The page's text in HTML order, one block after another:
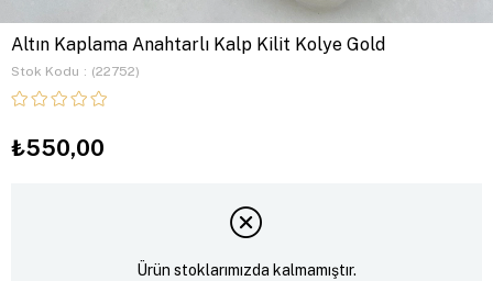
Altın Kaplama Anahtarlı Kalp Kilit Kolye Gold
Stok Kodu (22752)
₺550,00
Ürün stoklarımızda kalmamıştır.